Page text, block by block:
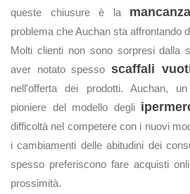
queste chiusure è la
problema che Auchan sta affrontando
Molti clienti non sono sorpresi dalla
aver notato spesso scaffali
nell'offerta dei prodotti. Auchan,
pioniere del modello degli
difficoltà nel competere con i nuovi
i cambiamenti delle abitudini dei
spesso preferiscono fare acquisti
prossimità.